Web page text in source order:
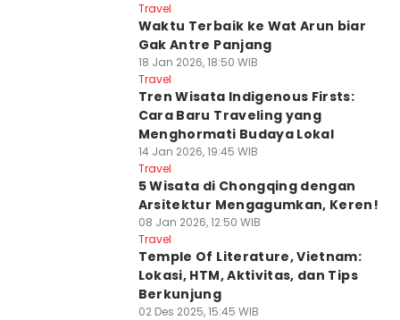
Travel
Waktu Terbaik ke Wat Arun biar
Gak Antre Panjang
18 Jan 2026, 18:50 WIB
Travel
Tren Wisata Indigenous Firsts:
Cara Baru Traveling yang
Menghormati Budaya Lokal
14 Jan 2026, 19:45 WIB
Travel
5 Wisata di Chongqing dengan
Arsitektur Mengagumkan, Keren!
08 Jan 2026, 12:50 WIB
Travel
Temple Of Literature, Vietnam:
Lokasi, HTM, Aktivitas, dan Tips
Berkunjung
02 Des 2025, 15:45 WIB